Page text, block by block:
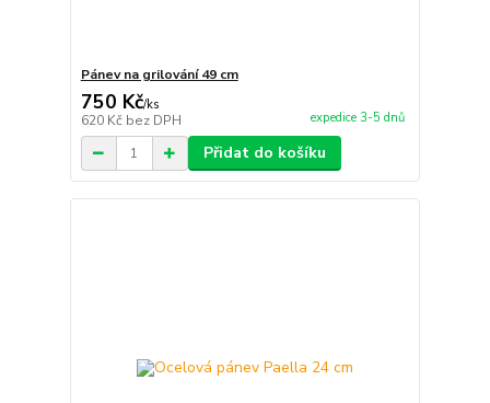
Pánev na grilování 49 cm
750 Kč/ks
620 Kč bez DPH expedice 3-5 dnů
Přidat do košíku